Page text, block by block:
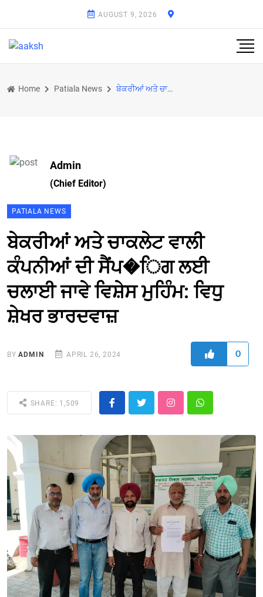
AUGUST 9, 2026
Home Patiala News ਬੇਕਰੀਆਂ ਅਤੇ ਚਾਕਲੇਟ ਵਾਲੀ ਕੰਪਨੀਆਂ ਦੀ ਸੈਂਪ�ਿਗ ਲਈ ਚਲਾਈ ਜਾਵੇ ਵਿਸ਼ੇਸ ਮੁਹਿੰਮ: ਵਿਧੁ ਸ਼ੇਖਰ ਭਾਰਦਵਾਜ਼
Admin
(Chief Editor)
PATIALA NEWS
ਬੇਕਰੀਆਂ ਅਤੇ ਚਾਕਲੇਟ ਵਾਲੀ
ਕੰਪਨੀਆਂ ਦੀ ਸੈਂਪ�ਿਗ ਲਈ
ਚਲਾਈ ਜਾਵੇ ਵਿਸ਼ੇਸ ਮੁਹਿੰਮ: ਵਿਧੁ
ਸ਼ੇਖਰ ਭਾਰਦਵਾਜ਼
BYADMIN APRIL 26, 2024 0
SHARE: 1,509